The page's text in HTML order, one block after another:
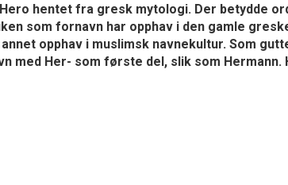
hentet fra gresk mytologi. Der betydde
som fornavn har opphav i den gamle
opphav i muslimsk navnekultur. Som
med Her- som første del, slik som Hermann.